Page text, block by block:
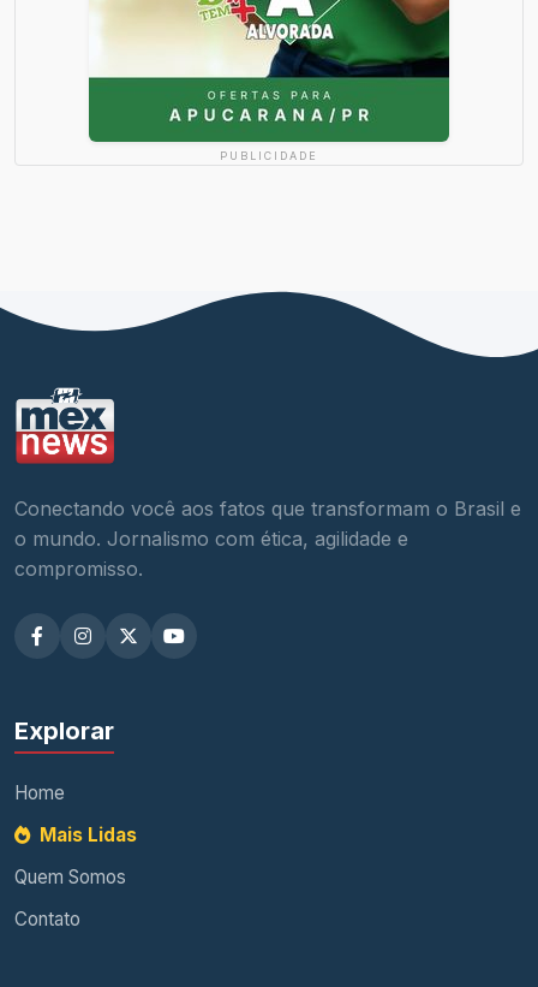
PUBLICIDADE
Conectando você aos fatos que transformam o Brasil e
o mundo. Jornalismo com ética, agilidade e
compromisso.
Explorar
Home
Mais Lidas
Quem Somos
Contato